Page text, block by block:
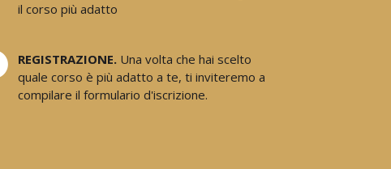
il corso più adatto
REGISTRAZIONE. Una volta che hai scelto
quale corso è più adatto a te, ti inviteremo a
compilare il formulario d'iscrizione.